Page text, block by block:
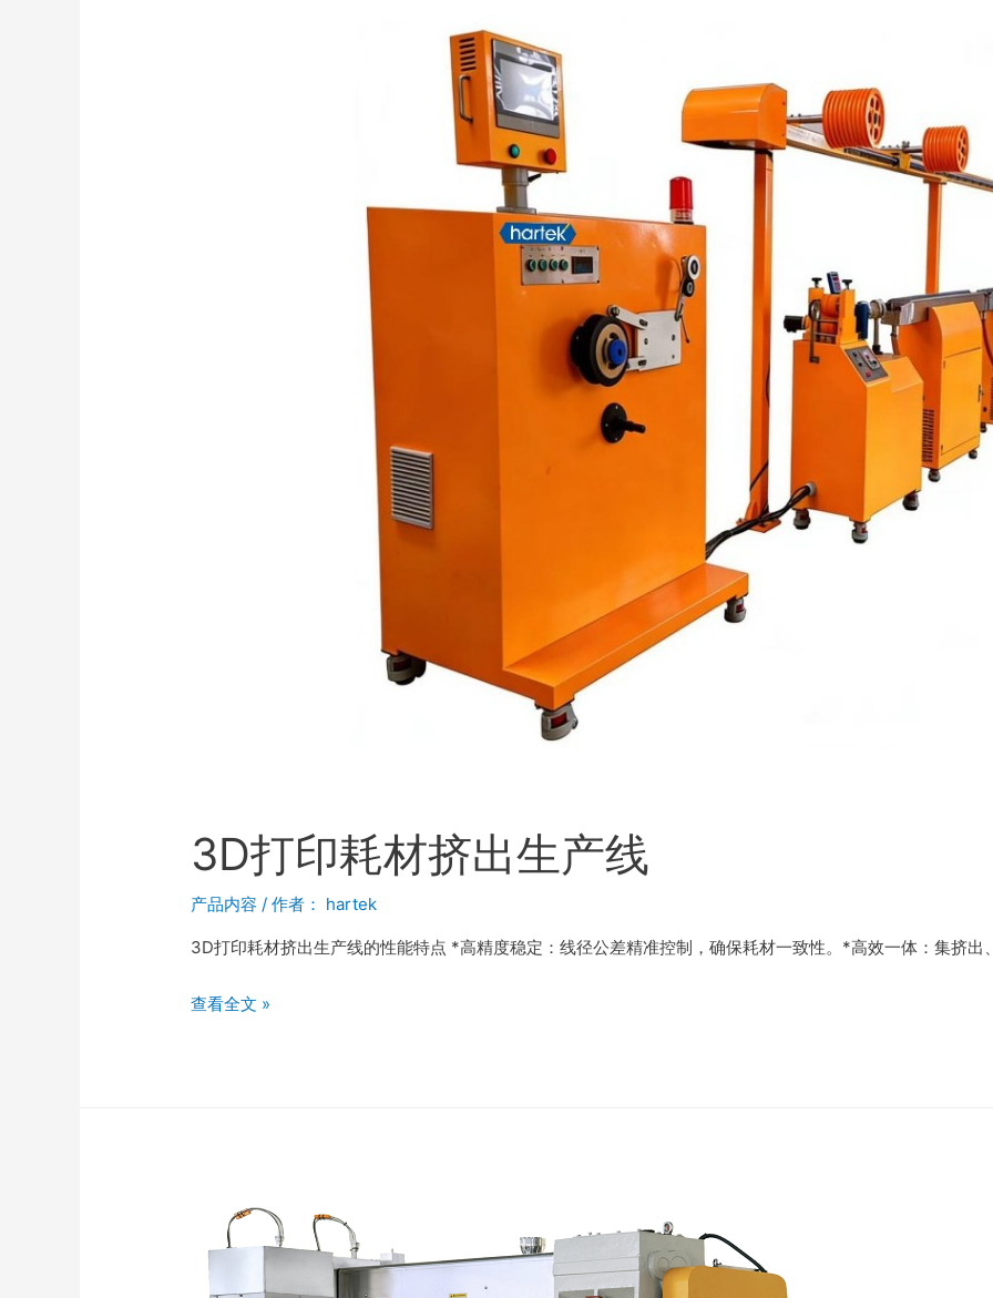
3D打印耗材挤出生产线
产品内容 / 作者： hartek
3D打印耗材挤出生产线的性能特点 *高精度稳定：线径公差精准控制，确保耗材一致性。*高效一体：集挤出
查看全文 »